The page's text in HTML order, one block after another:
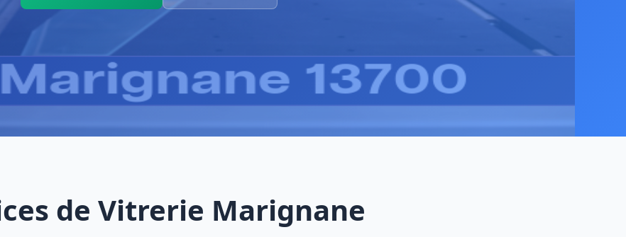
de Vitrerie Marignane